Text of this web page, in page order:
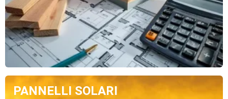
PANNELLI SOLARI